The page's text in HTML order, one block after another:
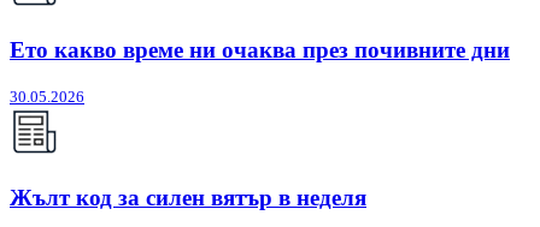
Ето какво време ни очаква през почивните дни
30.05.2026
Жълт код за силен вятър в неделя